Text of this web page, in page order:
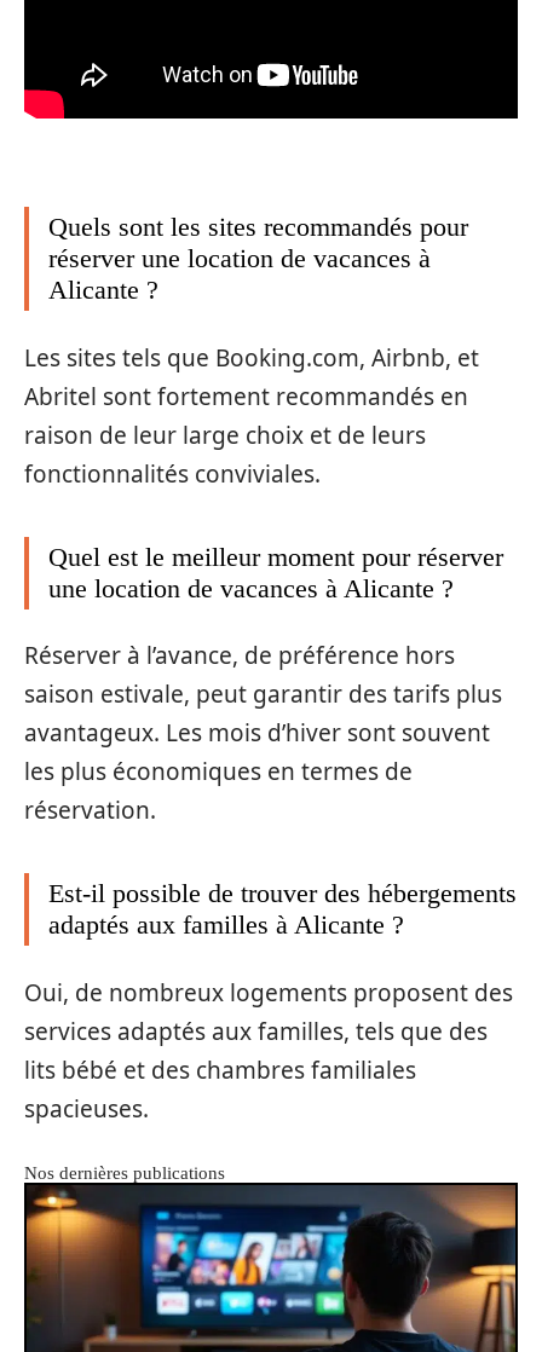
Quels sont les sites recommandés pour
réserver une location de vacances à
Alicante ?
Les sites tels que Booking.com, Airbnb, et
Abritel sont fortement recommandés en
raison de leur large choix et de leurs
fonctionnalités conviviales.
Quel est le meilleur moment pour réserver
une location de vacances à Alicante ?
Réserver à l’avance, de préférence hors
saison estivale, peut garantir des tarifs plus
avantageux. Les mois d’hiver sont souvent
les plus économiques en termes de
réservation.
Est-il possible de trouver des hébergements
adaptés aux familles à Alicante ?
Oui, de nombreux logements proposent des
services adaptés aux familles, tels que des
lits bébé et des chambres familiales
spacieuses.
Nos dernières publications